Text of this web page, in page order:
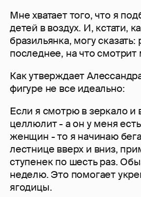
Мне хватает того, что я
детей в воздух. И, кстати,
бразильянка, могу сказать:
последнее, на что
Как утверждает
фигуре не все идеально:
Если я смотрю в зеркало и
целлюлит - а он у меня
женщин - то я начинаю
лестнице вверх и вниз,
ступенек по шесть раз.
неделю. Это помогает
ягодицы.